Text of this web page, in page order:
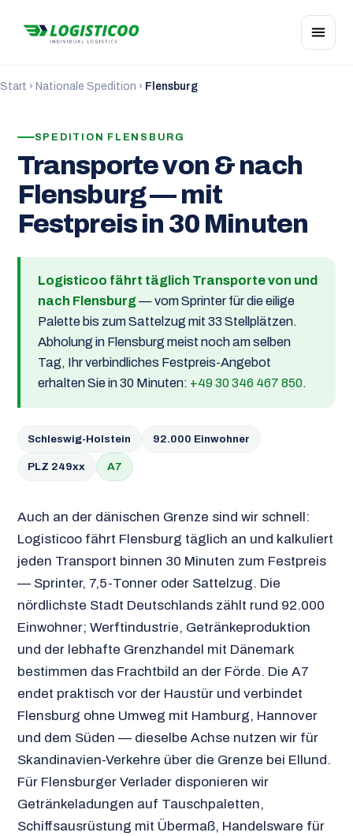
Start › Nationale Spedition › Flensburg
SPEDITION FLENSBURG
Transporte von & nach
Flensburg — mit
Festpreis in 30 Minuten
Logisticoo fährt täglich Transporte von und
nach Flensburg— vom Sprinter für die eilige
Palette bis zum Sattelzug mit 33 Stellplätzen.
Abholung in Flensburg meist noch am selben
Tag, Ihr verbindliches Festpreis-Angebot
erhalten Sie in 30 Minuten: +49 30 346 467 850.
Schleswig-Holstein 92.000 Einwohner
PLZ 249xx A7
Auch an der dänischen Grenze sind wir schnell:
Logisticoo fährt Flensburg täglich an und kalkuliert
jeden Transport binnen 30 Minuten zum Festpreis
— Sprinter, 7,5-Tonner oder Sattelzug. Die
nördlichste Stadt Deutschlands zählt rund 92.000
Einwohner; Werftindustrie, Getränkeproduktion
und der lebhafte Grenzhandel mit Dänemark
bestimmen das Frachtbild an der Förde. Die A7
endet praktisch vor der Haustür und verbindet
Flensburg ohne Umweg mit Hamburg, Hannover
und dem Süden — dieselbe Achse nutzen wir für
Skandinavien-Verkehre über die Grenze bei Ellund.
Für Flensburger Verlader disponieren wir
Getränkeladungen auf Tauschpaletten,
Schiffsausrüstung mit Übermaß, Handelsware für